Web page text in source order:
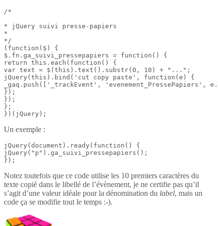
/*
* jQuery suivi presse-papiers
*
*/
(function($) {
$.fn.ga_suivi_pressepapiers = function() {
return this.each(function() {
var text = $(this).text().substr(0, 10) + "...";
jQuery(this).bind('cut copy paste', function(e) {
_gaq.push(['_trackEvent', 'evenement_PressePapiers',
});
});
};
})(jQuery);
Un exemple :
jQuery(document).ready(function() {
jQuery("p").ga_suivi_pressepapiers();
});
Notez toutefois que ce code utilise les 10 premiers caractères du
texte copié dans le libellé de l’évènement, je ne certifie pas qu’il
s’agit d’une valeur idéale pour la dénomination du label, mais un
code ça se modifie tout le temps :-).